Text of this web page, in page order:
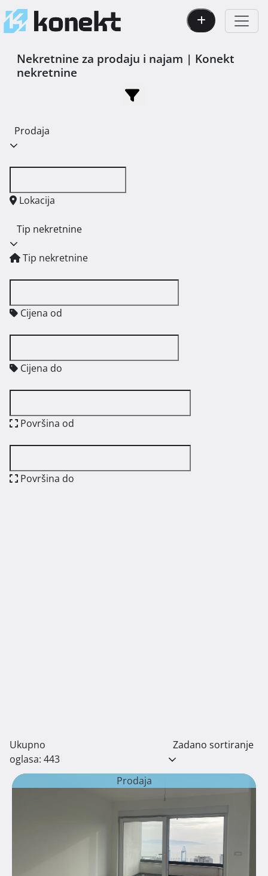
Nekretnine za prodaju i najam | Konekt
nekretnine
Prodaja
Lokacija
Tip nekretnine
Tip nekretnine
Cijena od
Cijena do
Površina od
Površina do
Ukupno
oglasa: 443
Zadano sortiranje
Prodaja